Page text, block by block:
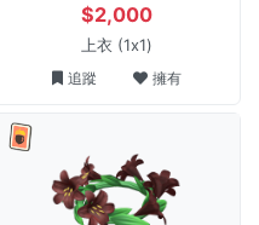
$2,000
上衣 (1x1)
追蹤 擁有